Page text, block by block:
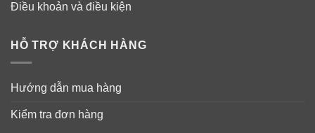
Điều khoản và điều kiện
HỖ TRỢ KHÁCH HÀNG
Hướng dẫn mua hàng
Kiểm tra đơn hàng